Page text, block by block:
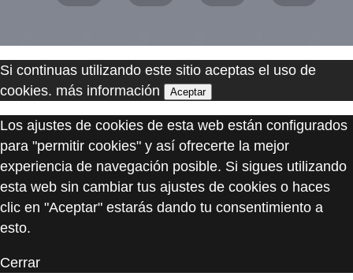
Si continuas utilizando este sitio aceptas el uso de
cookies. más información Aceptar
Los ajustes de cookies de esta web están configurados
para "permitir cookies" y así ofrecerte la mejor
experiencia de navegación posible. Si sigues utilizando
esta web sin cambiar tus ajustes de cookies o haces
clic en "Aceptar" estarás dando tu consentimiento a
esto.
Cerrar